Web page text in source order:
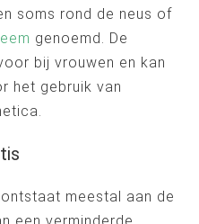
soms rond de neus of
genoemd. De
bij vrouwen en kan
het gebruik van
ontstaat meestal aan de